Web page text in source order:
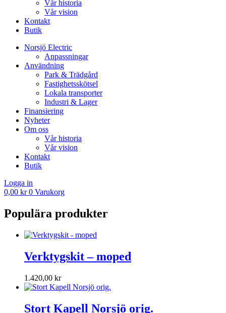
Vår historia
Vår vision
Kontakt
Butik
Norsjö Electric
Anpassningar
Användning
Park & Trädgård
Fastighetsskötsel
Lokala transporter
Industri & Lager
Finansiering
Nyheter
Om oss
Vår historia
Vår vision
Kontakt
Butik
Logga in
0,00 kr 0 Varukorg
Populära produkter
Verktygskit – moped
1.420,00 kr
Stort Kapell Norsjö orig.